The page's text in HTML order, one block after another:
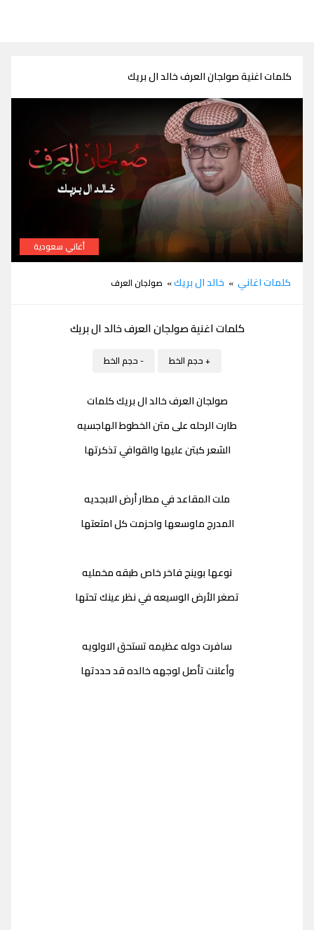
كلمات اغنية صولجان العرف خالد ال بريك
أغاني سعودية
كلمات اغاني » خالد ال بريك» صولجان العرف
كلمات اغنية صولجان العرف خالد ال بريك
+ حجم الخط - حجم الخط
صولجان العرف خالد ال بريك كلمات
طارت الرحله على متن الخطوط الهاجسيه
الشعر كبتن عليها والقوافي تذكرتها
ملت المقاعد في مطار أرض الابجديه
المدرج ماوسعها واحزمت كل امتعتها
نوعها بوينج فاخر خاص طبقه مخمليه
تصغر الأرض الوسيعه في نظر عينك تحتها
سافرت دوله عظيمه تستحق الاولويه
وأعلنت تأصل لوجهه خالده قد حددتها